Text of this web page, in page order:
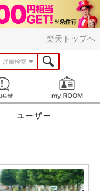
楽天トップへ
詳細検索
お知らせ
ユーザー